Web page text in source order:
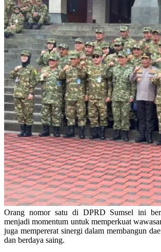
Orang nomor satu di DPRD Sumsel ini
menjadi momentum untuk memperkuat
juga mempererat sinergi dalam membangun
dan berdaya saing.